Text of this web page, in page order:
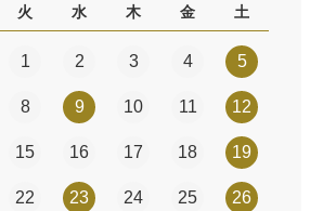
火 水 木 金 土
1 2 3 4 5
8 9 10 11 12
15 16 17 18 19
22 23 24 25 26